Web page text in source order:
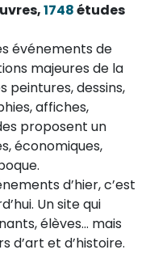
1748études
événements de
majeures de la
peintures, dessins,
affiches,
proposent un
économiques,
d’hier, c’est
Un site qui
élèves… mais
d’art et d’histoire.